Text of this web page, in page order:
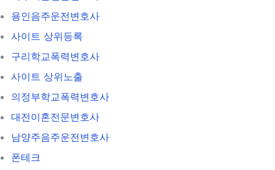
용인음주운전변호사
사이트 상위등록
구리학교폭력변호사
사이트 상위노출
의정부학교폭력변호사
대전이혼전문변호사
남양주음주운전변호사
폰테크